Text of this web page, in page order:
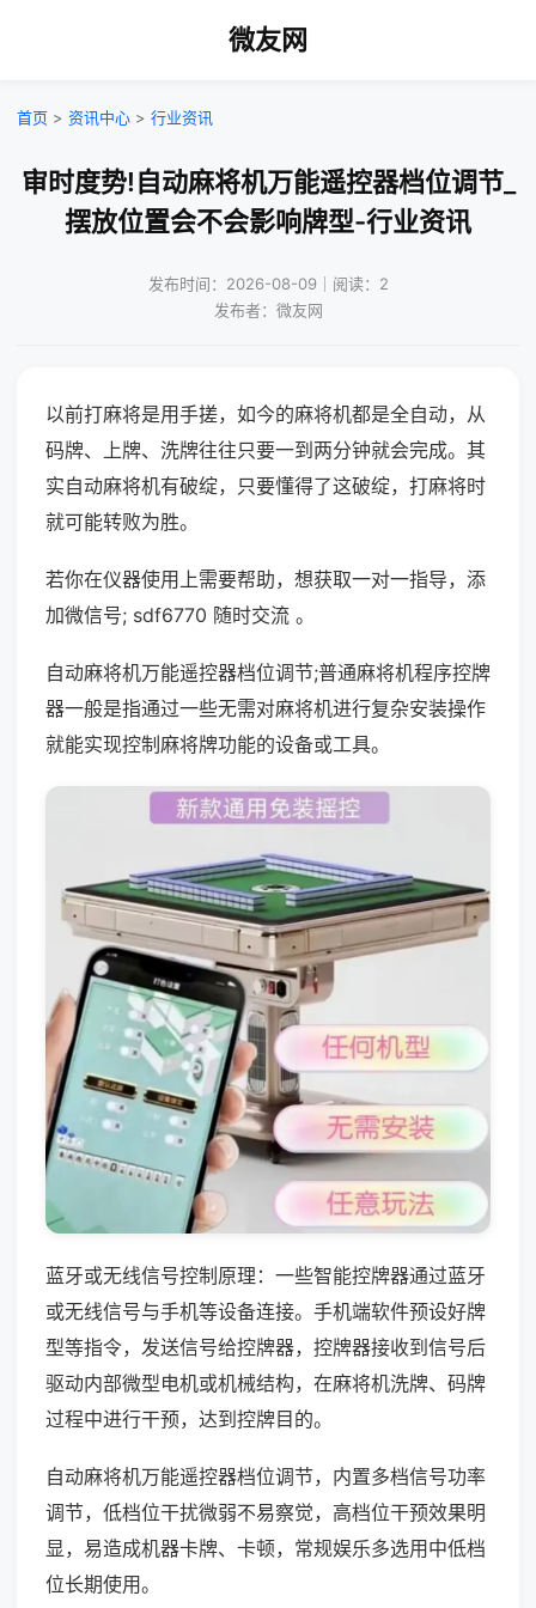
微友网
首页 > 资讯中心 > 行业资讯
审时度势!自动麻将机万能遥控器档位调节_
摆放位置会不会影响牌型-行业资讯
发布时间：2026-08-09｜阅读：2
发布者：微友网
以前打麻将是用手搓，如今的麻将机都是全自动，从
码牌、上牌、洗牌往往只要一到两分钟就会完成。其
实自动麻将机有破绽，只要懂得了这破绽，打麻将时
就可能转败为胜。
若你在仪器使用上需要帮助，想获取一对一指导，添
加微信号; sdf6770 随时交流 。
自动麻将机万能遥控器档位调节;普通麻将机程序控牌
器一般是指通过一些无需对麻将机进行复杂安装操作
就能实现控制麻将牌功能的设备或工具。
蓝牙或无线信号控制原理：一些智能控牌器通过蓝牙
或无线信号与手机等设备连接。手机端软件预设好牌
型等指令，发送信号给控牌器，控牌器接收到信号后
驱动内部微型电机或机械结构，在麻将机洗牌、码牌
过程中进行干预，达到控牌目的。
自动麻将机万能遥控器档位调节，内置多档信号功率
调节，低档位干扰微弱不易察觉，高档位干预效果明
显，易造成机器卡牌、卡顿，常规娱乐多选用中低档
位长期使用。